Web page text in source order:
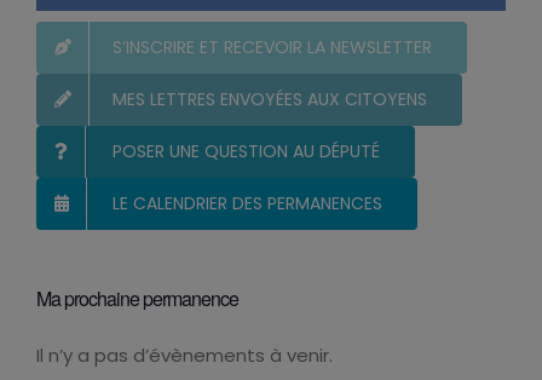
S’INSCRIRE ET RECEVOIR LA NEWSLETTER
MES LETTRES ENVOYÉES AUX CITOYENS
POSER UNE QUESTION AU DÉPUTÉ
LE CALENDRIER DES PERMANENCES
Ma prochaine permanence
Notice
Il n’y a pas d’évènements à venir.